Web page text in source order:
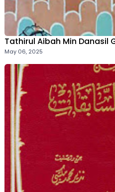
Tathirul Aibah Min Danasil
May 06, 2025